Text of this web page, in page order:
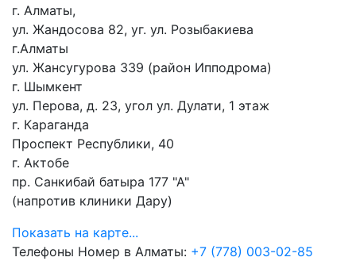
г. Алматы,
ул. Жандосова 82, уг. ул. Розыбакиева
г.Алматы
ул. Жансугурова 339 (район Ипподрома)
г. Шымкент
ул. Перова, д. 23, угол ул. Дулати, 1 этаж
г. Караганда
Проспект Республики, 40
г. Актобе
пр. Санкибай батыра 177 "А"
(напротив клиники Дару)
Показать на карте...
Телефоны Номер в Алматы: +7 (778) 003-02-85